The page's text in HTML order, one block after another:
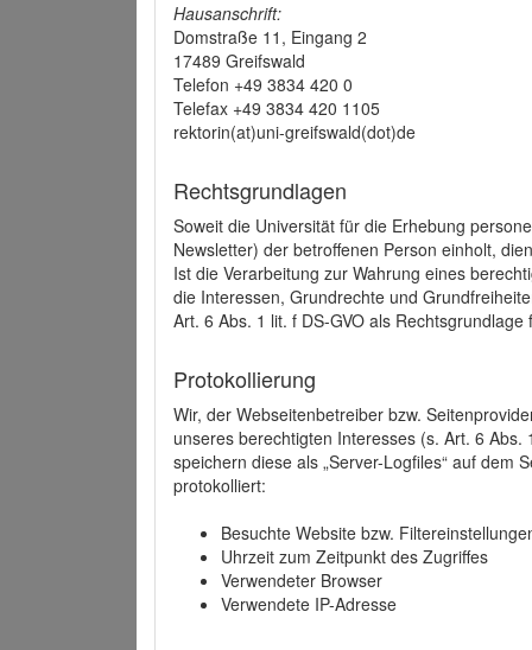
Hausanschrift:
Domstraße 11, Eingang 2
17489 Greifswald
Telefon +49 3834 420 0
Telefax +49 3834 420 1105
rektorin(at)uni-greifswald(dot)de
Rechtsgrundlagen
Soweit die Universität für die Erhebung
Newsletter) der betroffenen Person einholt,
Ist die Verarbeitung zur Wahrung eines
die Interessen, Grundrechte und
Art. 6 Abs. 1 lit. f DS-GVO als
Protokollierung
Wir, der Webseitenbetreiber bzw.
unseres berechtigten Interesses (s. Art. 6
speichern diese als „Server-Logfiles“ auf dem
protokolliert:
Besuchte Website bzw.
Uhrzeit zum Zeitpunkt des Zugriffes
Verwendeter Browser
Verwendete IP-Adresse